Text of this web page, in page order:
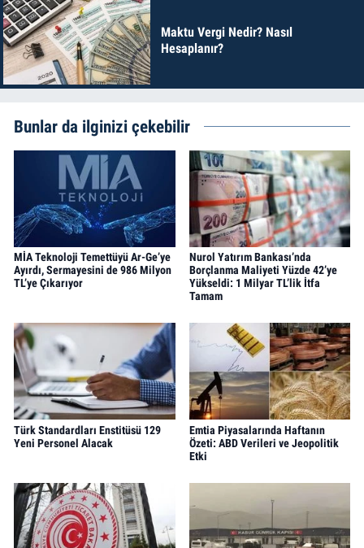
Maktu Vergi Nedir? Nasıl
Hesaplanır?
Bunlar da ilginizi çekebilir
MİA Teknoloji Temettüyü Ar-Ge’ye
Ayırdı, Sermayesini de 986 Milyon
TL’ye Çıkarıyor
Nurol Yatırım Bankası’nda
Borçlanma Maliyeti Yüzde 42’ye
Yükseldi: 1 Milyar TL’lik İtfa
Tamam
Türk Standardları Enstitüsü 129
Yeni Personel Alacak
Emtia Piyasalarında Haftanın
Özeti: ABD Verileri ve Jeopolitik
Etki